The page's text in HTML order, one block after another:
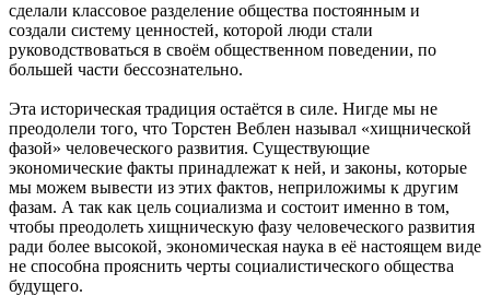
сделали классовое разделение общества постоянным и
создали систему ценностей, которой люди стали
руководствоваться в своём общественном поведении, по
большей части бессознательно.
Эта историческая традиция остаётся в силе. Нигде мы не
преодолели того, что Торстен Веблен называл «хищнической
фазой» человеческого развития. Существующие
экономические факты принадлежат к ней, и законы, которые
мы можем вывести из этих фактов, неприложимы к другим
фазам. А так как цель социализма и состоит именно в том,
чтобы преодолеть хищническую фазу человеческого развития
ради более высокой, экономическая наука в её настоящем виде
не способна прояснить черты социалистического общества
будущего.